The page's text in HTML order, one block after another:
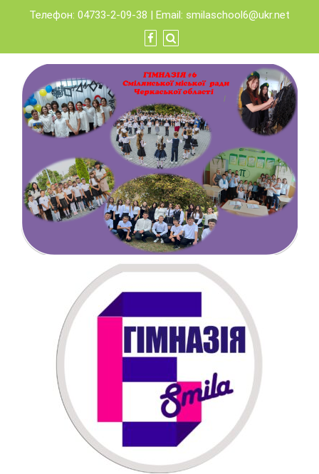
content
Телефон: 04733-2-09-38 | Email: smilaschool6@ukr.net